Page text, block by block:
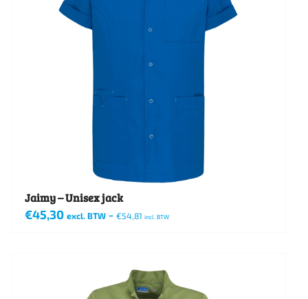
Jaimy – Unisex jack
€45,30 excl. BTW - €54,81 incl. BTW